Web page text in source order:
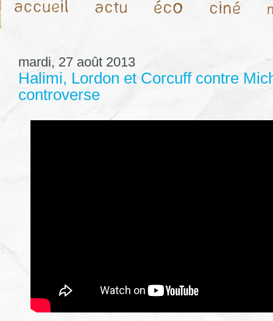
mardi, 27 août 2013
Halimi, Lordon et Corcuff contre
controverse